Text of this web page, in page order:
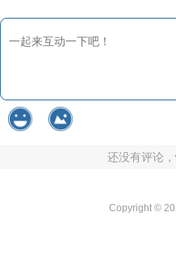
还没有评论
Copyright ©